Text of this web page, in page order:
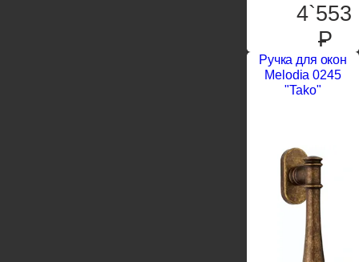
4`553
P
Ручка для окон
Melodia 0245
"Tako"